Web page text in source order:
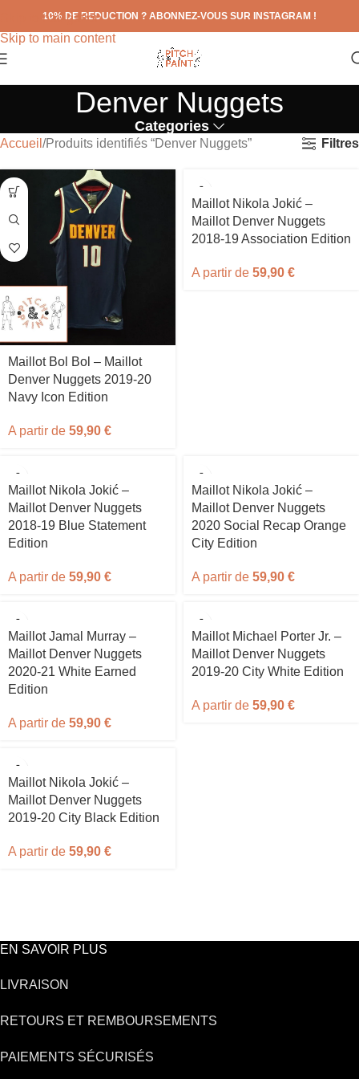
Skip to navigation
Skip to main content
10% DE REDUCTION ? ABONNEZ-VOUS SUR INSTAGRAM !
Denver Nuggets
Categories
Accueil Produits identifiés “Denver Nuggets” Filtres
Maillot Bol Bol – Maillot
Denver Nuggets 2019-20
Navy Icon Edition
A partir de 59,90 €
Maillot Nikola Jokić –
Maillot Denver Nuggets
2018-19 Association Edition
A partir de 59,90 €
Maillot Nikola Jokić –
Maillot Denver Nuggets
2018-19 Blue Statement
Edition
A partir de 59,90 €
Maillot Nikola Jokić –
Maillot Denver Nuggets
2020 Social Recap Orange
City Edition
A partir de 59,90 €
Maillot Jamal Murray –
Maillot Denver Nuggets
2020-21 White Earned
Edition
A partir de 59,90 €
Maillot Michael Porter Jr. –
Maillot Denver Nuggets
2019-20 City White Edition
A partir de 59,90 €
Maillot Nikola Jokić –
Maillot Denver Nuggets
2019-20 City Black Edition
A partir de 59,90 €
EN SAVOIR PLUS
LIVRAISON
RETOURS ET REMBOURSEMENTS
PAIEMENTS SÉCURISÉS